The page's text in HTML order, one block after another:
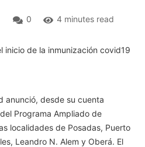
0 4 minutes read
anunció, desde su cuenta
Programa Ampliado de
localidades de Posadas, Puerto
Leandro N. Alem y Oberá. El